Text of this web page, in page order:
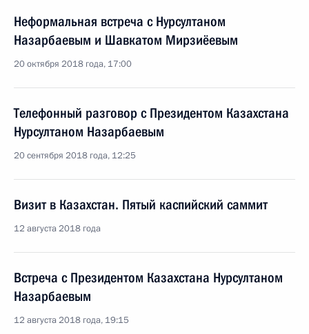
Неформальная встреча с Нурсултаном
Назарбаевым и Шавкатом Мирзиёевым
20 октября 2018 года, 17:00
Телефонный разговор с Президентом Казахстана
Нурсултаном Назарбаевым
20 сентября 2018 года, 12:25
Визит в Казахстан. Пятый каспийский саммит
12 августа 2018 года
Встреча с Президентом Казахстана Нурсултаном
Назарбаевым
12 августа 2018 года, 19:15